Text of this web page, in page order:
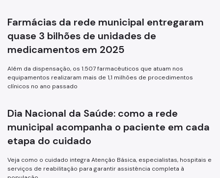
Farmácias da rede municipal entregaram
quase 3 bilhões de unidades de
medicamentos em 2025
Além da dispensação, os 1.507 farmacêuticos que atuam nos
equipamentos realizaram mais de 1,1 milhões de procedimentos
clínicos no ano passado
Dia Nacional da Saúde: como a rede
municipal acompanha o paciente em cada
etapa do cuidado
Veja como o cuidado integra Atenção Básica, especialistas, hospitais e
serviços de reabilitação para garantir assistência completa à